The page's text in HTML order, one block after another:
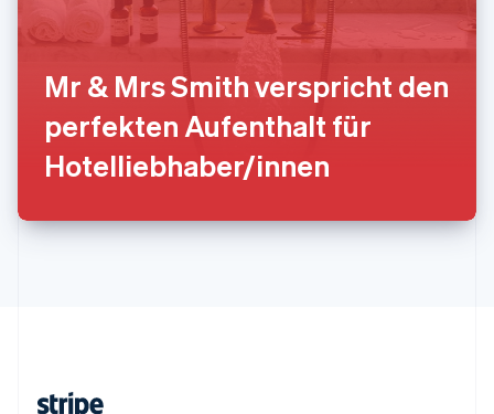
Mr & Mrs Smith verspricht den
perfekten Aufenthalt für
Hotelliebhaber/innen
China
English简体中文
Español English
Thailand
ไทยEnglish
English
Vereinigte Arabische Emirate